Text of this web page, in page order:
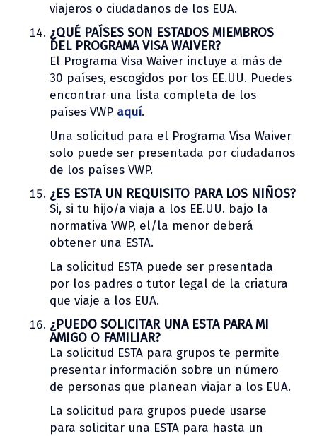
viajeros o ciudadanos de los EUA.
¿QUÉ PAÍSES SON ESTADOS MIEMBROS
DEL PROGRAMA VISA WAIVER?
El Programa Visa Waiver incluye a más de
30 países, escogidos por los EE.UU. Puedes
encontrar una lista completa de los
países VWP aquí.
Una solicitud para el Programa Visa Waiver
solo puede ser presentada por ciudadanos
de los países VWP.
¿ES ESTA UN REQUISITO PARA LOS NIÑOS?
Si, si tu hijo/a viaja a los EE.UU. bajo la
normativa VWP, el/la menor deberá
obtener una ESTA.
La solicitud ESTA puede ser presentada
por los padres o tutor legal de la criatura
que viaje a los EUA.
¿PUEDO SOLICITAR UNA ESTA PARA MI
AMIGO O FAMILIAR?
La solicitud ESTA para grupos te permite
presentar información sobre un número
de personas que planean viajar a los EUA.
La solicitud para grupos puede usarse
para solicitar una ESTA para hasta un